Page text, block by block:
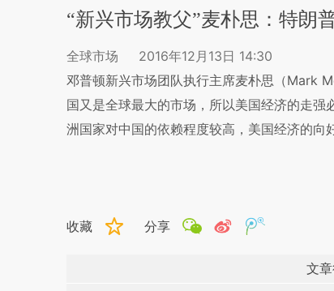
“新兴市场教父”麦朴思：特朗
全球市场
2016年12月13日 14:30
邓普顿新兴市场团队执行主席麦朴思（Mark
国又是全球最大的市场，所以美国经济的走
洲国家对中国的依赖程度较高，美国经济的向
收藏 分享
文